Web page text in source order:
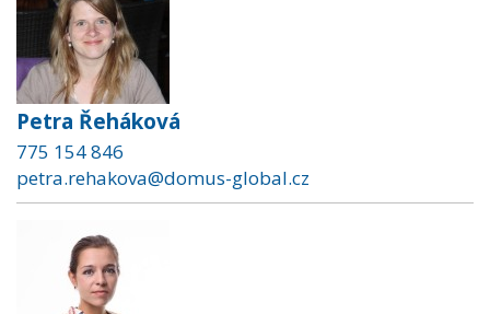
Petra Řeháková
775 154 846
petra.rehakova@domus-global.cz